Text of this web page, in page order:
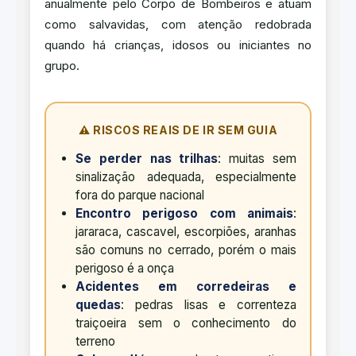
anualmente pelo Corpo de Bombeiros e atuam
como salvavidas, com atenção redobrada
quando há crianças, idosos ou iniciantes no
grupo.
⚠️ RISCOS REAIS DE IR SEM GUIA
Se perder nas trilhas: muitas sem
sinalização adequada, especialmente
fora do parque nacional
Encontro perigoso com animais:
jararaca, cascavel, escorpiões, aranhas
são comuns no cerrado, porém o mais
perigoso é a onça
Acidentes em corredeiras e
quedas: pedras lisas e correnteza
traiçoeira sem o conhecimento do
terreno